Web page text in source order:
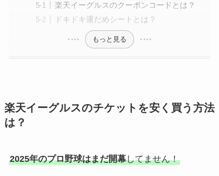
楽天イーグルスのクーポンコードとは？
ドキドキ運だめシートとは？
もっと見る
楽天イーグルスのチケットを安く買う方法
は？
2025年のプロ野球はまだ開幕してません！